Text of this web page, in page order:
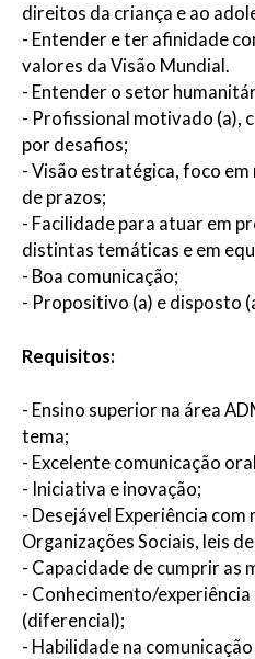
direitos da criança e ao
- Entender e ter afinidade
valores da Visão Mundial.
- Entender o setor
- Profissional motivado (a),
por desafios;
- Visão estratégica, foco
de prazos;
- Facilidade para atuar em
distintas temáticas e em
- Boa comunicação;
- Propositivo (a) e disposto
Requisitos:
- Ensino superior na área
tema;
- Excelente comunicação
- Iniciativa e inovação;
- Desejável Experiência com
Organizações Sociais, leis
- Capacidade de cumprir as
- Conhecimento/
(diferencial);
- Habilidade na